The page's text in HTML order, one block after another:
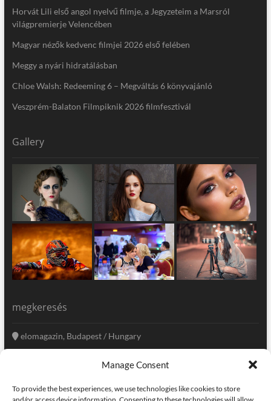
Manage Consent
To provide the best experiences, we use technologies like cookies to store
Horvát Lili első angol nyelvű filmje, a Jegyzeteim a Marsról
világpremierje Velencében
Magyar nézők kedvenc filmjei 2026 első felében
Meggy a nyári hidratálásban
Chloe Walsh: Redeeming 6 – Megváltás 6 könyvajánló
Veszprém-Balaton Filmpiknik 2026 filmfesztivál
Gallery
megkeresés
elomagazin, Budapest / Hungary
szerkesztoseg@elomagazin.com
elomagazin